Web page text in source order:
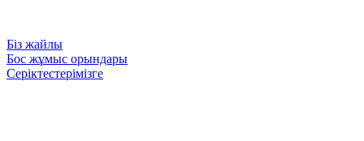
Біз жайлы
Бос жұмыс орындары
Серіктестерімізге